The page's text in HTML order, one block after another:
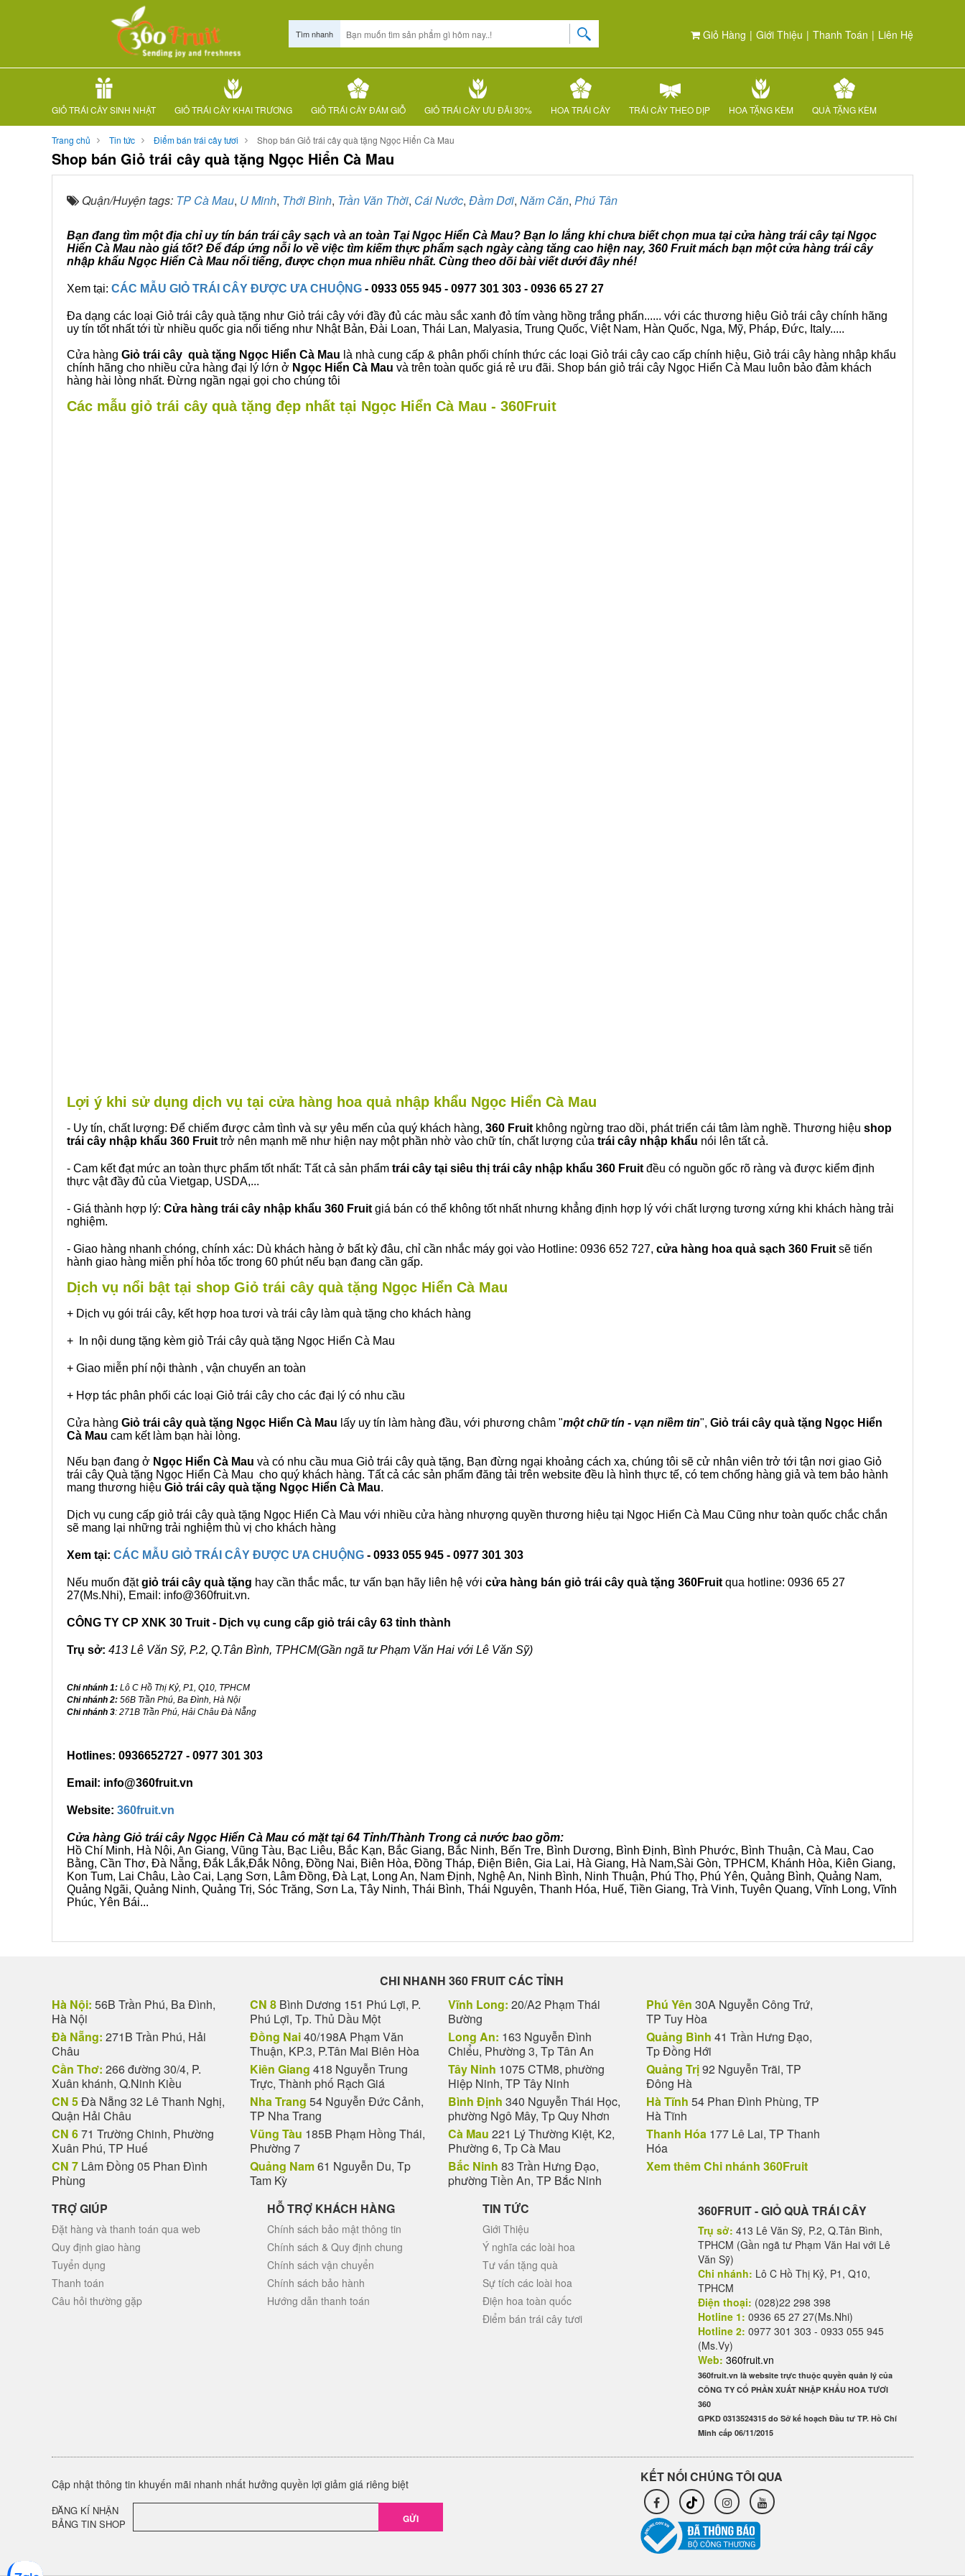
Giỏ Hàng | Giới Thiệu | Thanh Toán | Liên Hệ
Tìm nhanh
GIỎ TRÁI CÂY SINH NHẬT GIỎ TRÁI CÂY KHAI TRƯƠNG GIỎ TRÁI CÂY ĐÁM GIỖ GIỎ TRÁI CÂY ƯU ĐÃI 30% HOA TRÁI CÂY TRÁI CÂY THEO DỊP HOA TẶNG KÈM QUÀ TẶNG KÈM
Trang chủ Tin tức Điểm bán trái cây tươi Shop bán Giỏ trái cây quà tặng Ngọc Hiển Cà Mau
Shop bán Giỏ trái cây quà tặng Ngọc Hiển Cà Mau
Quận/Huyện tags: TP Cà Mau, U Minh, Thới Bình, Trần Văn Thời, Cái Nước, Đầm Dơi, Năm Căn, Phú Tân
Bạn đang tìm một địa chỉ uy tín bán trái cây sạch và an toàn Tại Ngọc Hiển Cà Mau? Bạn lo lắng khi chưa biết chọn mua tại cửa hàng trái cây tại Ngọc
Hiển Cà Mau nào giá tốt? Để đáp ứng nỗi lo về việc tìm kiếm thực phẩm sạch ngày càng tăng cao hiện nay, 360 Fruit mách bạn một cửa hàng trái cây
nhập khẩu Ngọc Hiển Cà Mau nổi tiếng, được chọn mua nhiều nhất. Cùng theo dõi bài viết dưới đây nhé!
Xem tại: CÁC MẪU GIỎ TRÁI CÂY ĐƯỢC ƯA CHUỘNG - 0933 055 945 - 0977 301 303 - 0936 65 27 27
Đa dạng các loại Giỏ trái cây quà tặng như Giỏ trái cây với đầy đủ các màu sắc xanh đỏ tím vàng hồng trắng phấn...... với các thương hiệu Giỏ trái cây chính hãng
uy tín tốt nhất tới từ nhiều quốc gia nổi tiếng như Nhật Bản, Đài Loan, Thái Lan, Malyasia, Trung Quốc, Việt Nam, Hàn Quốc, Nga, Mỹ, Pháp, Đức, Italy.....
Cửa hàng Giỏ trái cây quà tặng Ngọc Hiển Cà Mau là nhà cung cấp & phân phối chính thức các loại Giỏ trái cây cao cấp chính hiệu, Giỏ trái cây hàng nhập khẩu
chính hãng cho nhiều cửa hàng đại lý lớn ở Ngọc Hiển Cà Mau và trên toàn quốc giá rẻ ưu đãi. Shop bán giỏ trái cây Ngọc Hiển Cà Mau luôn bảo đảm khách
hàng hài lòng nhất. Đừng ngần ngại gọi cho chúng tôi
Các mẫu giỏ trái cây quà tặng đẹp nhất tại Ngọc Hiển Cà Mau - 360Fruit
Lợi ý khi sử dụng dịch vụ tại cửa hàng hoa quả nhập khẩu Ngọc Hiển Cà Mau
- Uy tín, chất lượng: Để chiếm được cảm tình và sự yêu mến của quý khách hàng, 360 Fruit không ngừng trao dồi, phát triển cái tâm làm nghề. Thương hiệu shop
trái cây nhập khẩu 360 Fruit trở nên mạnh mẽ như hiện nay một phần nhờ vào chữ tín, chất lượng của trái cây nhập khẩu nói lên tất cả.
- Cam kết đạt mức an toàn thực phẩm tốt nhất: Tất cả sản phẩm trái cây tại siêu thị trái cây nhập khẩu 360 Fruit đều có nguồn gốc rõ ràng và được kiểm định
thực vật đầy đủ của Vietgap, USDA,...
- Giá thành hợp lý: Cửa hàng trái cây nhập khẩu 360 Fruit giá bán có thể không tốt nhất nhưng khẳng định hợp lý với chất lượng tương xứng khi khách hàng trải
nghiệm.
- Giao hàng nhanh chóng, chính xác: Dù khách hàng ở bất kỳ đâu, chỉ cần nhắc máy gọi vào Hotline: 0936 652 727, cửa hàng hoa quả sạch 360 Fruit sẽ tiến
hành giao hàng miễn phí hỏa tốc trong 60 phút nếu bạn đang cần gấp.
Dịch vụ nổi bật tại shop Giỏ trái cây quà tặng Ngọc Hiển Cà Mau
+ Dịch vụ gói trái cây, kết hợp hoa tươi và trái cây làm quà tặng cho khách hàng
+ In nội dung tặng kèm giỏ Trái cây quà tặng Ngọc Hiển Cà Mau
+ Giao miễn phí nội thành , vận chuyển an toàn
+ Hợp tác phân phối các loại Giỏ trái cây cho các đại lý có nhu cầu
Cửa hàng Giỏ trái cây quà tặng Ngọc Hiển Cà Mau lấy uy tín làm hàng đầu, với phương châm "một chữ tín - vạn niềm tin", Giỏ trái cây quà tặng Ngọc Hiển
Cà Mau cam kết làm bạn hài lòng.
Nếu bạn đang ở Ngọc Hiển Cà Mau và có nhu cầu mua Giỏ trái cây quà tặng, Bạn đừng ngại khoảng cách xa, chúng tôi sẽ cử nhân viên trở tới tận nơi giao Giỏ
trái cây Quà tặng Ngọc Hiển Cà Mau cho quý khách hàng. Tất cả các sản phẩm đăng tải trên website đều là hình thực tế, có tem chống hàng giả và tem bảo hành
mang thương hiệu Giỏ trái cây quà tặng Ngọc Hiển Cà Mau.
Dịch vụ cung cấp giỏ trái cây quà tặng Ngọc Hiển Cà Mau với nhiều cửa hàng nhượng quyền thương hiệu tại Ngọc Hiển Cà Mau Cũng như toàn quốc chắc chắn
sẽ mang lại những trải nghiệm thù vị cho khách hàng
Xem tại: CÁC MẪU GIỎ TRÁI CÂY ĐƯỢC ƯA CHUỘNG - 0933 055 945 - 0977 301 303
Nếu muốn đặtgiỏ trái cây quà tặng hay cần thắc mắc, tư vấn bạn hãy liên hệ với cửa hàng bán giỏ trái cây quà tặng 360Fruit qua hotline: 0936 65 27
27(Ms.Nhi), Email: info@360fruit.vn.
CÔNG TY CP XNK 30 Truit - Dịch vụ cung cấp giỏ trái cây 63 tỉnh thành
Trụ sở: 413 Lê Văn Sỹ, P.2, Q.Tân Bình, TPHCM(Gần ngã tư Phạm Văn Hai với Lê Văn Sỹ)
Chi nhánh 1: Lô C Hồ Thị Kỷ, P1, Q10, TPHCM
Chi nhánh 2: 56B Trần Phú, Ba Đình, Hà Nội
Chi nhánh 3: 271B Trần Phú, Hải Châu Đà Nẵng
Hotlines: 0936652727 - 0977 301 303
Email: info@360fruit.vn
Website: 360fruit.vn
Cửa hàng Giỏ trái cây Ngọc Hiển Cà Mau có mặt tại 64 Tỉnh/Thành Trong cả nước bao gồm:
Hồ Chí Minh, Hà Nội, An Giang, Vũng Tàu, Bạc Liêu, Bắc Kạn, Bắc Giang, Bắc Ninh, Bến Tre, Bình Dương, Bình Định, Bình Phước, Bình Thuận, Cà Mau, Cao
Bằng, Cần Thơ, Đà Nẵng, Đắk Lắk,Đắk Nông, Đồng Nai, Biên Hòa, Đồng Tháp, Điện Biên, Gia Lai, Hà Giang, Hà Nam,Sài Gòn, TPHCM, Khánh Hòa, Kiên Giang,
Kon Tum, Lai Châu, Lào Cai, Lạng Sơn, Lâm Đồng, Đà Lạt, Long An, Nam Định, Nghệ An, Ninh Bình, Ninh Thuận, Phú Thọ, Phú Yên, Quảng Bình, Quảng Nam,
Quảng Ngãi, Quảng Ninh, Quảng Trị, Sóc Trăng, Sơn La, Tây Ninh, Thái Bình, Thái Nguyên, Thanh Hóa, Huế, Tiền Giang, Trà Vinh, Tuyên Quang, Vĩnh Long, Vĩnh
Phúc, Yên Bái...
CHI NHANH 360 FRUIT CÁC TỈNH
Hà Nội: 56B Trần Phú, Ba Đình,
Hà Nội
Đà Nẵng: 271B Trần Phú, Hải
Châu
Cần Thơ: 266 đường 30/4, P.
Xuân khánh, Q.Ninh Kiều
CN 5Đà Nẵng 32 Lê Thanh Nghị,
Quận Hải Châu
CN 671 Trường Chinh, Phường
Xuân Phú, TP Huế
CN 7 Lâm Đồng 05 Phan Đình
Phùng
CN 8 Bình Dương 151 Phú Lợi, P.
Phú Lợi, Tp. Thủ Dầu Một
Đồng Nai40/198A Phạm Văn
Thuận, KP.3, P.Tân Mai Biên Hòa
Kiên Giang 418 Nguyễn Trung
Trực, Thành phố Rạch Giá
Nha Trang 54 Nguyễn Đức Cảnh,
TP Nha Trang
Vũng Tàu 185B Phạm Hồng Thái,
Phường 7
Quảng Nam61 Nguyễn Du, Tp
Tam Kỳ
Vĩnh Long: 20/A2 Phạm Thái
Bường
Long An: 163 Nguyễn Đình
Chiểu, Phường 3, Tp Tân An
Tây Ninh 1075 CTM8, phường
Hiệp Ninh, TP Tây Ninh
Bình Định 340 Nguyễn Thái Học,
phường Ngô Mây, Tp Quy Nhơn
Cà Mau 221 Lý Thường Kiệt, K2,
Phường 6, Tp Cà Mau
Bắc Ninh 83 Trần Hưng Đạo,
phường Tiền An, TP Bắc Ninh
Phú Yên 30A Nguyễn Công Trứ,
TP Tuy Hòa
Quảng Bình 41 Trần Hưng Đạo,
Tp Đồng Hới
Quảng Trị92 Nguyễn Trãi, TP
Đông Hà
Hà Tĩnh 54 Phan Đình Phùng, TP
Hà Tĩnh
Thanh Hóa 177 Lê Lai, TP Thanh
Hóa
Xem thêm Chi nhánh 360Fruit
TRỢ GIÚP
Đặt hàng và thanh toán qua web
Quy định giao hàng
Tuyển dụng
Thanh toán
Câu hỏi thường gặp
HỖ TRỢ KHÁCH HÀNG
Chính sách bảo mật thông tin
Chính sách & Quy định chung
Chính sách vận chuyển
Chính sách bảo hành
Hướng dẫn thanh toán
TIN TỨC
Giới Thiệu
Ý nghĩa các loài hoa
Tư vấn tặng quà
Sự tích các loài hoa
Điện hoa toàn quốc
Điểm bán trái cây tươi
360FRUIT - GIỎ QUÀ TRÁI CÂY
Trụ sở: 413 Lê Văn Sỹ, P.2, Q.Tân Bình,
TPHCM (Gần ngã tư Phạm Văn Hai với Lê
Văn Sỹ)
Chi nhánh: Lô C Hồ Thị Kỷ, P1, Q10,
TPHCM
Điện thoại: (028)22 298 398
Hotline 1: 0936 65 27 27(Ms.Nhi)
Hotline 2: 0977 301 303 - 0933 055 945
(Ms.Vy)
Web: 360fruit.vn
360fruit.vn là website trực thuộc quyền quản lý của
CÔNG TY CỔ PHẦN XUẤT NHẬP KHẨU HOA TƯƠI
360
GPKD 0313524315 do Sở kế hoạch Đầu tư TP. Hồ Chí
Minh cấp 06/11/2015
Cập nhật thông tin khuyến mãi nhanh nhất hưởng quyền lợi giảm giá riêng biệt
ĐĂNG KÍ NHẬN
BẢNG TIN SHOP
GỬI
KẾT NỐI CHÚNG TÔI QUA